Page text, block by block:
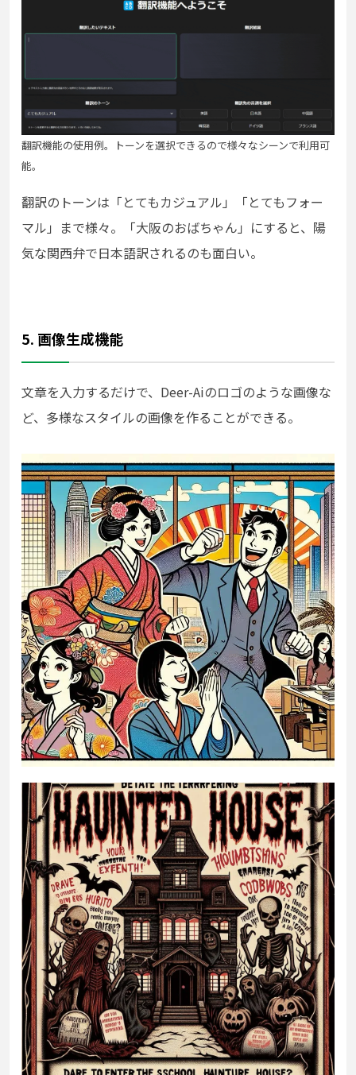
翻訳機能の使用例。トーンを選択できるので様々なシーンで利用可
能。
翻訳のトーンは「とてもカジュアル」「とてもフォー
マル」まで様々。「大阪のおばちゃん」にすると、陽
気な関西弁で日本語訳されるのも面白い。
5. 画像生成機能
文章を入力するだけで、Deer-Aiのロゴのような画像な
ど、多様なスタイルの画像を作ることができる。